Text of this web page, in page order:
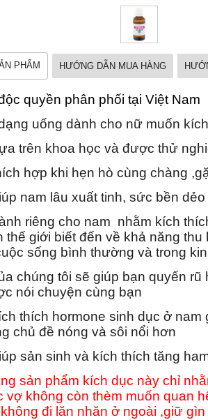
PHẨM HƯỚNG DẪN MUA HÀNG
quyền phân phối tại Việt Nam
uống dành cho nữ muốn
trên khoa học và được thử
hợp khi hẹn hò cùng chàng
nam lâu xuất tinh, sức bền
riêng cho nam nhằm kích
thế giới biết đến về khả năng
sống bình thường và trong
chúng tôi sẽ giúp bạn quyến
nói chuyện cùng bạn
thích hormone sinh dục ở
chủ đề nóng và sôi nổi hơn
sản sinh và kích thích tăng
sản phẩm kích dục này chỉ
vợ không còn thèm muốn quan
đi lăn nhăn ở ngoài ,giữ